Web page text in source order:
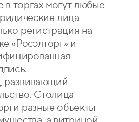
в торгах могут любые
лица —
регистрация на
«Росэлторг» и
развивающий
Столица
разные объекты